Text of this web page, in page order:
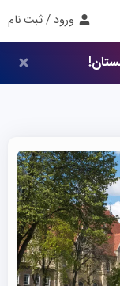
ورود / ثبت نام